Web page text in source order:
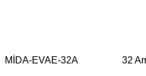
MİDA-EVAE-32A 32